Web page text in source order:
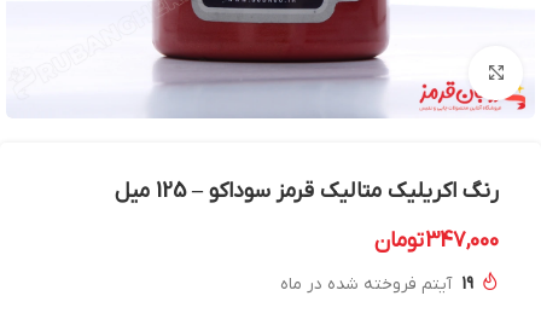
بزرگنمایی تصویر
رنگ اکریلیک متالیک قرمز سوداکو – 125 میل
347,000تومان
19 آیتم فروخته شده در ماه